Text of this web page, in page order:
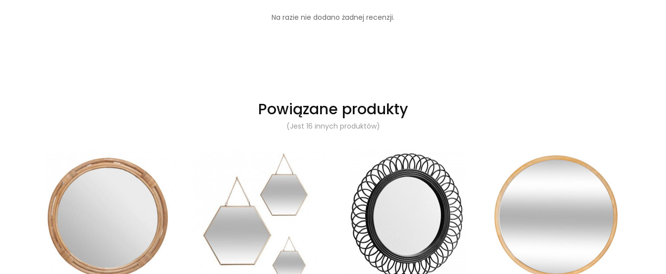
Na razie nie dodano żadnej recenzji.
Powiązane produkty
(Jest 16 innych produktów)